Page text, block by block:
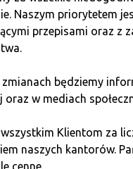
wypłaci Ci
Quark. Zauważ,
wzrosło
Mając na uwadze
przez podmioty
Naszym priorytetem
przepisami oraz z
zmianach będziemy
oraz w mediach
Klientom za
naszych kantorów.
cenne.